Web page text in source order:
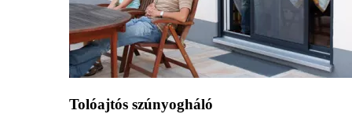
Tolóajtós szúnyogháló